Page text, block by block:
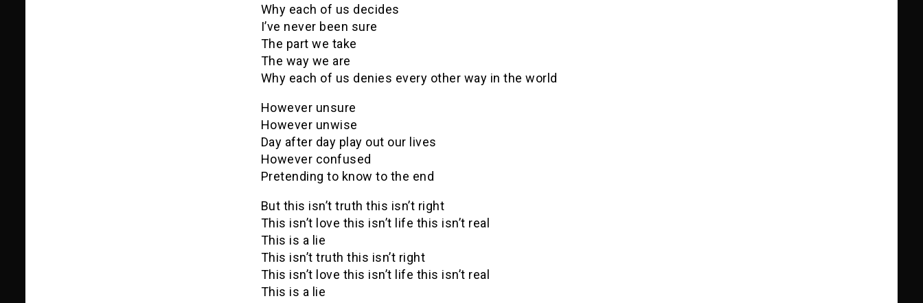
Why each of us decides
I’ve never been sure
The part we take
The way we are
Why each of us denies every other way in the world
However unsure
However unwise
Day after day play out our lives
However confused
Pretending to know to the end
But this isn’t truth this isn’t right
This isn’t love this isn’t life this isn’t real
This is a lie
This isn’t truth this isn’t right
This isn’t love this isn’t life this isn’t real
This is a lie